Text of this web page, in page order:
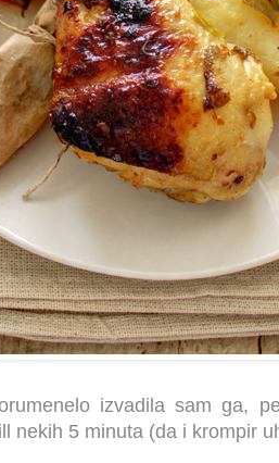
izvadila sam ga,
nekih 5 minuta (da i krompir